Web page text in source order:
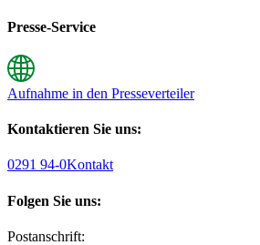
Presse-Service
Aufnahme in den Presseverteiler
Kontaktieren Sie uns:
0291 94-0Kontakt
Folgen Sie uns:
Postanschrift: